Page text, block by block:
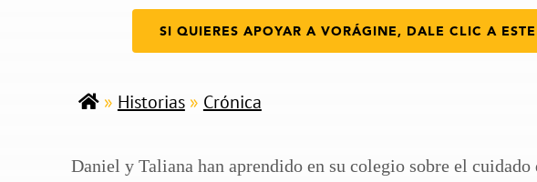
SI QUIERES APOYAR A VORÁGINE, DALE CLIC A
» Historias» Crónica
Daniel y Taliana han aprendido en su colegio sobre el